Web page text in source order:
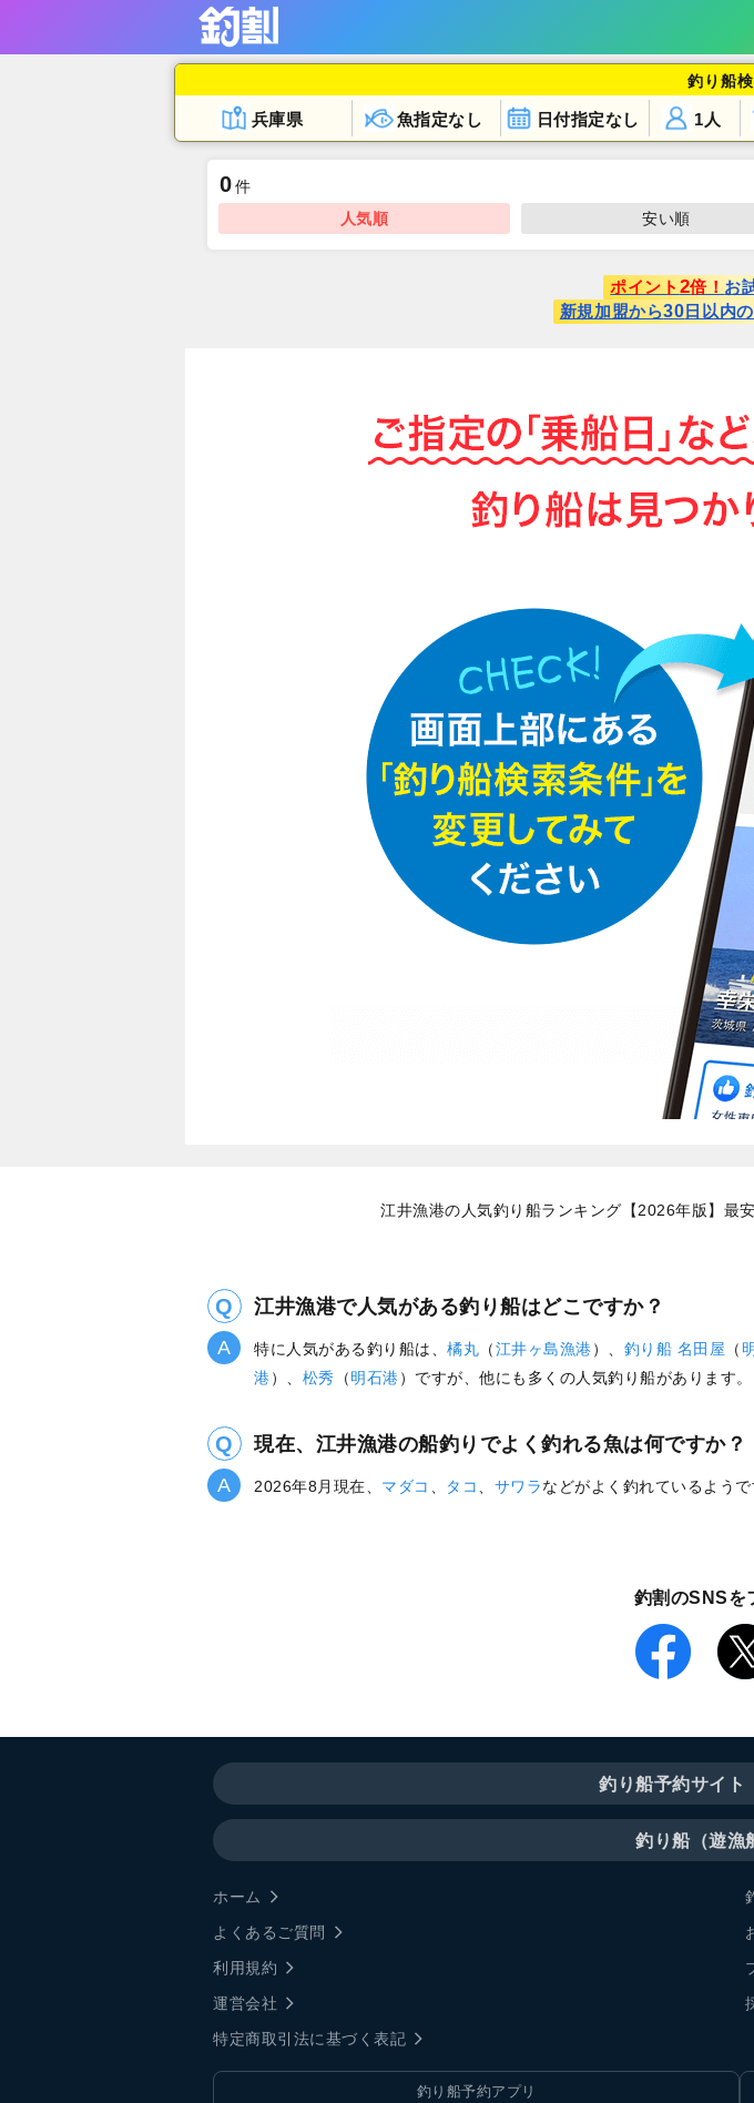
釣り船
兵庫県 魚指定なし 日付指定なし 1人
0件
人気順
安い順
ポイント 2倍！ お
新規加盟から30 日以内
江井漁港の人気釣り船ランキング【2026年版】最
江井漁港で人気がある釣り船はどこですか？
特に人気がある釣り船は、 橘丸 （江井ヶ島漁港）、 釣り船 名田屋 （
港）、 松秀 （明石港）ですが、他にも多くの人気釣り船があります。
現在、江井漁港の船釣りでよく釣れる魚は何ですか？
2026年8月現在、 マダコ 、 タコ、 サワラなどがよく釣れているようで
釣割のSNSを
釣り船予約サイト
釣り船（遊漁
ホーム
よくあるご質問
利用規約
運営会社
特定商取引法に基づく表記
釣り船予約アプリ